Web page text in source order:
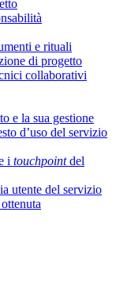
e rituali
di progetto
collaborativi
e la sua gestione
d’uso del servizio
i touchpointdel
utente del servizio